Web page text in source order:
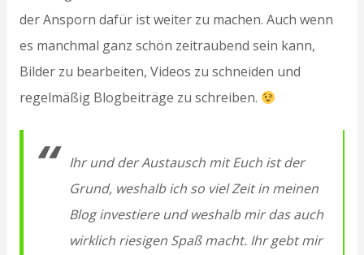
der Ansporn dafür ist weiter zu machen. Auch wenn
es manchmal ganz schön zeitraubend sein kann,
Bilder zu bearbeiten, Videos zu schneiden und
regelmäßig Blogbeiträge zu schreiben.
Ihr und der Austausch mit Euch ist der
Grund, weshalb ich so viel Zeit in meinen
Blog investiere und weshalb mir das auch
wirklich riesigen Spaß macht. Ihr gebt mir